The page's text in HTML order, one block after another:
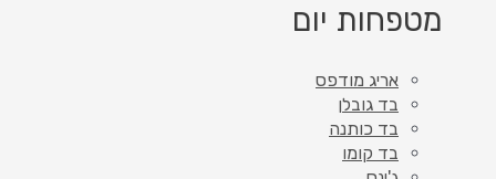
מטפחות יום
אריג מודפס
בד גובלן
בד כותנה
בד קומו